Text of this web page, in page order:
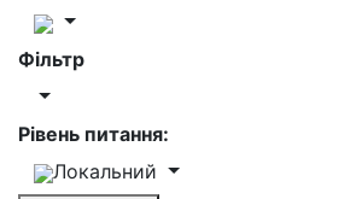
Фільтр
Рівень питання:
Локальний